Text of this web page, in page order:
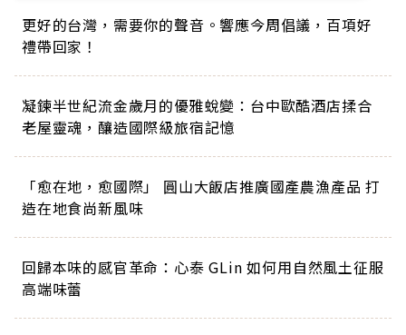
更好的台灣，需要你的聲音。響應今周倡議，百項好
禮帶回家！
凝鍊半世紀流金歲月的優雅蛻變：台中歐酷酒店揉合
老屋靈魂，釀造國際級旅宿記憶
「愈在地，愈國際」 圓山大飯店推廣國產農漁產品 打
造在地食尚新風味
回歸本味的感官革命：心泰 GLin 如何用自然風土征服
高端味蕾